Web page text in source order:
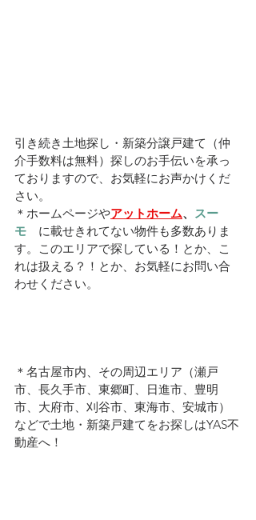
引き続き土地探し・新築分譲戸建て（仲
介手数料は無料）探しのお手伝いを承っ
ておりますので、お気軽にお声かけくだ
さい。
＊ホームページやアットホーム、 スー
モ に載せきれてない物件も多数ありま
す。このエリアで探している！とか、こ
れは扱える？！とか、お気軽にお問い合
わせください。
＊名古屋市内、その周辺エリア（瀬戸
市、長久手市、東郷町、日進市、豊明
市、大府市、刈谷市、東海市、安城市）
などで土地・新築戸建てをお探しはYAS不
動産へ！